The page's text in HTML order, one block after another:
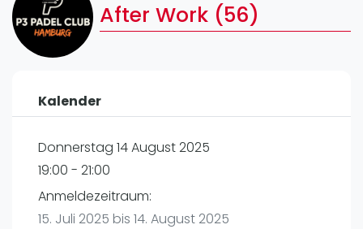
Verschiedenes
Veranstaltungen
International
Ranking
Männer
Frauen
After Work (56)
Kalender
Donnerstag 14 August 2025
19:00 - 21:00
Anmeldezeitraum:
15. Juli 2025 bis 14. August 2025